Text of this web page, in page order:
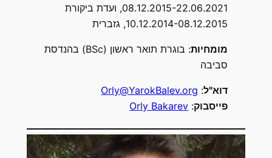
08.12.2015-22.06.2021, ועדת ביקורת
10.12.2014-08.12.2015, גזברית
מומחיות
: בוגרת תואר ראשון (BSc) בהנדסת
סביבה
דוא"ל:
Orly@YarokBalev.org
פייסבוק:
Orly Bakarev